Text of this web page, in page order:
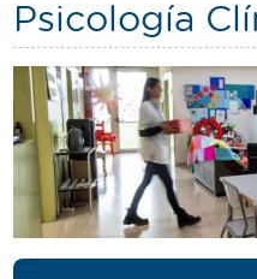
Psicología